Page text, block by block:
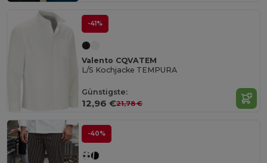
-41%
Valento CQVATEM
L/S Kochjacke TEMPURA
Günstigste:
12,96 €21,78 €
-40%